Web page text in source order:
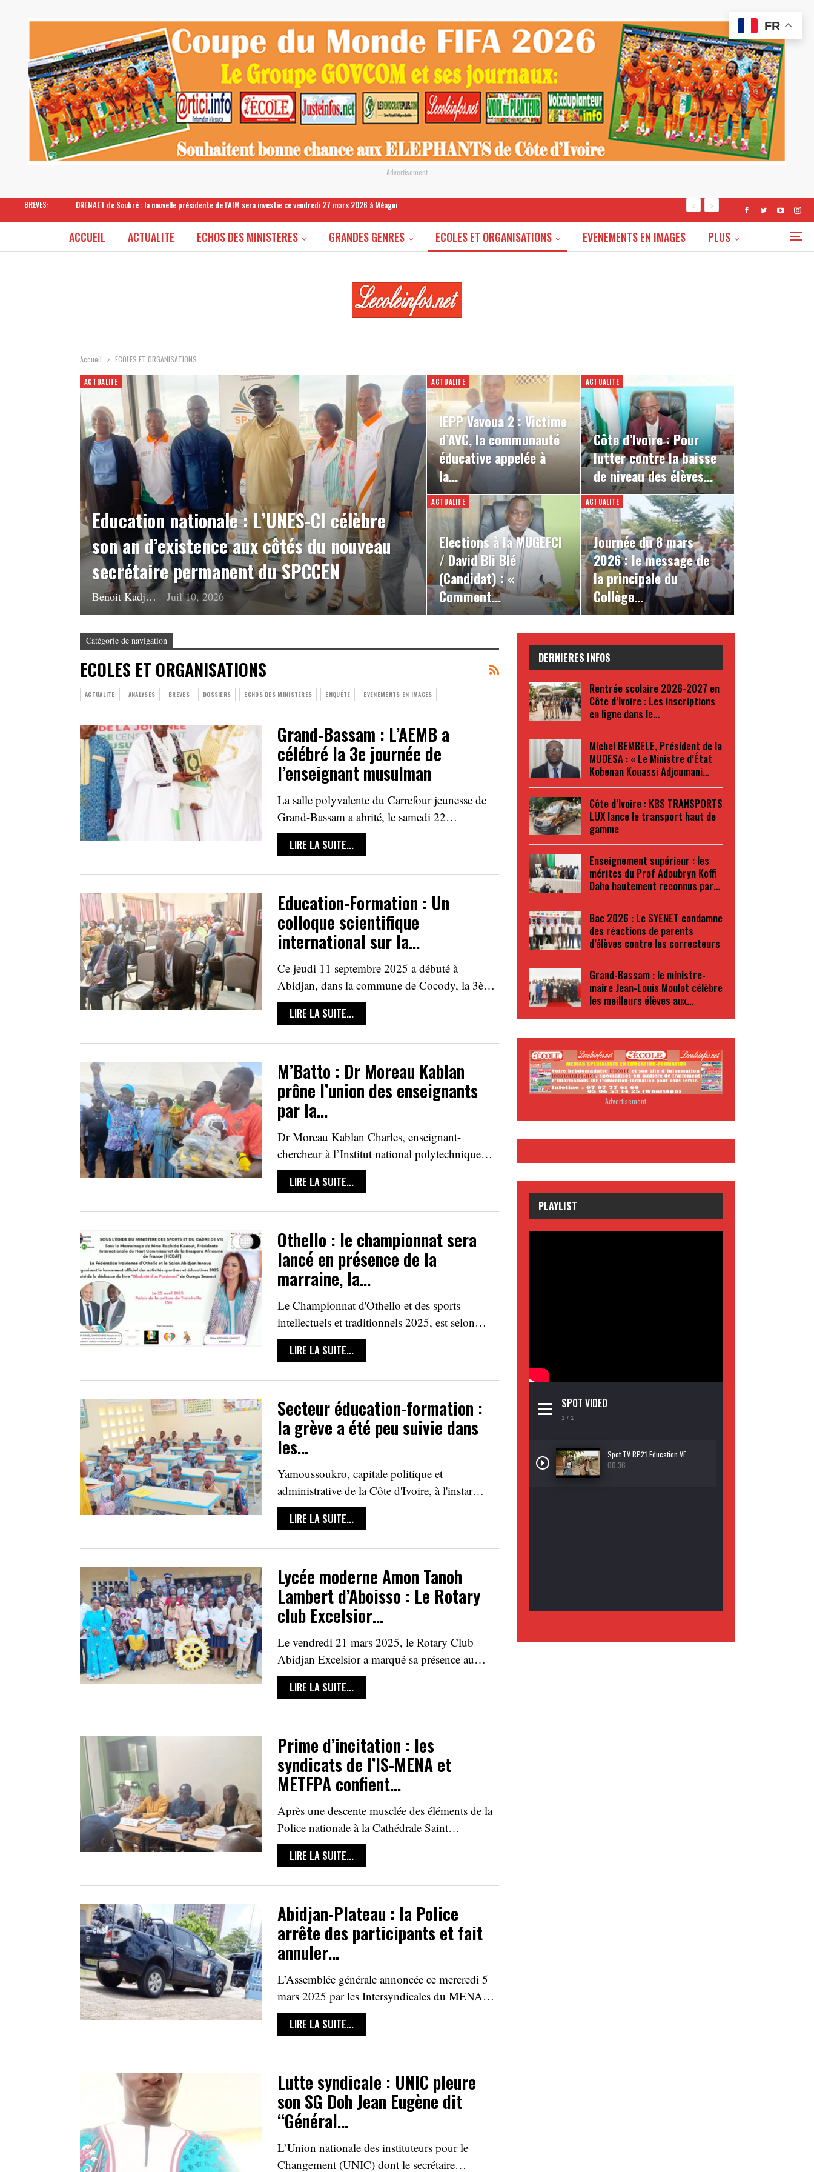
- Advertisement -
BREVES: DRENAET de Soubré : la nouvelle présidente de l’AIM sera investie ce vendredi 27 mars 2026 à Méagui
ACCUEIL ACTUALITE ECHOS DES MINISTERES GRANDES GENRES ECOLES ET ORGANISATIONS EVENEMENTS EN IMAGES PLUS
Accueil ECOLES ET ORGANISATIONS
ACTUALITE
Education nationale : L’UNES-CI célèbre
son an d’existence aux côtés du nouveau
secrétaire permanent du SPCCEN
Benoit Kadjo Juil 10, 2026
ACTUALITE
IEPP Vavoua 2 : Victime
d’AVC, la communauté
éducative appelée à
la…
ACTUALITE
Côte d’Ivoire : Pour
lutter contre la baisse
de niveau des élèves…
ACTUALITE
Elections à la MUGEFCI
/ David Bli Blé
(Candidat) : «
Comment…
ACTUALITE
Journée du 8 mars
2026 : le message de
la principale du
Collège…
Catégorie de navigation
ECOLES ET ORGANISATIONS
ACTUALITE ANALYSES BREVES DOSSIERS ECHOS DES MINISTERES ENQUÊTE EVENEMENTS EN IMAGES
Grand-Bassam : L’AEMB a
célébré la 3e journée de
l’enseignant musulman
La salle polyvalente du Carrefour jeunesse de
Grand-Bassam a abrité, le samedi 22…
LIRE LA SUITE...
Education-Formation : Un
colloque scientifique
international sur la…
Ce jeudi 11 septembre 2025 a débuté à
Abidjan, dans la commune de Cocody, la 3è…
LIRE LA SUITE...
M’Batto : Dr Moreau Kablan
prône l’union des enseignants
par la…
Dr Moreau Kablan Charles, enseignant-
chercheur à l’Institut national polytechnique…
LIRE LA SUITE...
Othello : le championnat sera
lancé en présence de la
marraine, la…
Le Championnat d'Othello et des sports
intellectuels et traditionnels 2025, est selon…
LIRE LA SUITE...
Secteur éducation-formation :
la grève a été peu suivie dans
les…
Yamoussoukro, capitale politique et
administrative de la Côte d'Ivoire, à l'instar…
LIRE LA SUITE...
Lycée moderne Amon Tanoh
Lambert d’Aboisso : Le Rotary
club Excelsior…
Le vendredi 21 mars 2025, le Rotary Club
Abidjan Excelsior a marqué sa présence au…
LIRE LA SUITE...
Prime d’incitation : les
syndicats de l’IS-MENA et
METFPA confient…
Après une descente musclée des éléments de la
Police nationale à la Cathédrale Saint…
LIRE LA SUITE...
Abidjan-Plateau : la Police
arrête des participants et fait
annuler…
L’Assemblée générale annoncée ce mercredi 5
mars 2025 par les Intersyndicales du MENA…
LIRE LA SUITE...
Lutte syndicale : UNIC pleure
son SG Doh Jean Eugène dit
‘‘Général…
L’Union nationale des instituteurs pour le
Changement (UNIC) dont le secrétaire…
DERNIERES INFOS
Rentrée scolaire 2026-2027 en
Côte d’Ivoire : Les inscriptions
en ligne dans le…
Michel BEMBELE, Président de la
MUDESA : « Le Ministre d’État
Kobenan Kouassi Adjoumani…
Côte d’Ivoire : KBS TRANSPORTS
LUX lance le transport haut de
gamme
Enseignement supérieur : les
mérites du Prof Adoubryn Koffi
Daho hautement reconnus par…
Bac 2026 : Le SYENET condamne
des réactions de parents
d’élèves contre les correcteurs
Grand-Bassam : le ministre-
maire Jean-Louis Moulot célèbre
les meilleurs élèves aux…
- Advertisement -
PLAYLIST
SPOT VIDEO
1 / 1
Spot TV RP21 Education VF
00:36
FR